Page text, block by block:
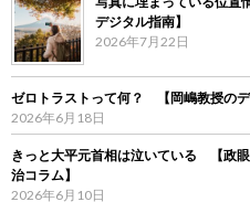
デジタル指南】
2026年7月22日
ゼロトラストって何？ 【岡嶋教授のデ
2026年6月18日
きっと大平元首相は泣いている 【政
治コラム】
2026年6月10日